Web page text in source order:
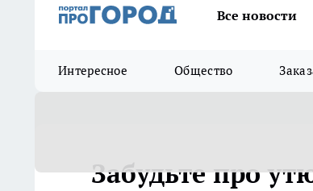
Все новости
Интересное Общество
Забудьте про